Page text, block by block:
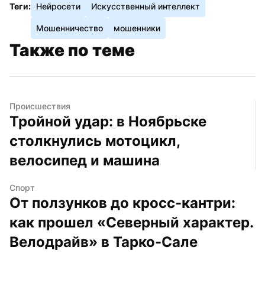
Теги: Нейросети Искусственный интеллект
Мошенничество мошенники
Также по теме
Происшествия
Тройной удар: в Ноябрьске
столкнулись мотоцикл,
велосипед и машина
Спорт
От ползунков до кросс-кантри:
как прошел «Северный характер.
Велодрайв» в Тарко-Сале